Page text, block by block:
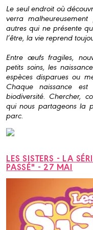
Le seul endroit où
verra
autres qui ne présente
l’être, la vie reprend
Entre œufs fragiles,
petits soins, les
espèces disparues ou
Chaque naissance
biodiversité. Chercher,
qui nous partageons la
parc.
LES SISTERS - LA
PASSÉ" - 27 MAI